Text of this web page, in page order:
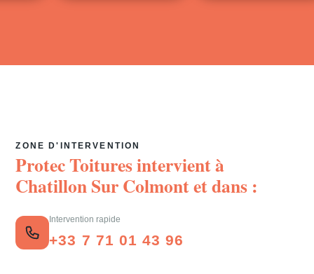
ZONE D'INTERVENTION
Protec Toitures intervient à
Chatillon Sur Colmontet dans :
Intervention rapide
+33 7 71 01 43 96